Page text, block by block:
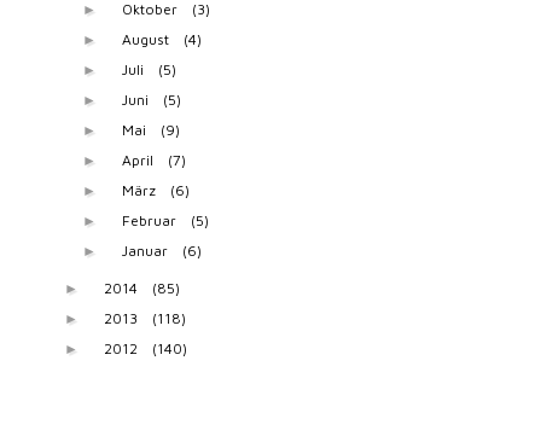
► Oktober (3)
► August (4)
► Juli (5)
► Juni (5)
► Mai (9)
► April (7)
► März (6)
► Februar (5)
► Januar (6)
► 2014 (85)
► 2013 (118)
► 2012 (140)